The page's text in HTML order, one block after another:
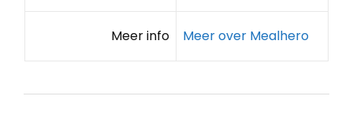
Meer info Meer over Mealhero